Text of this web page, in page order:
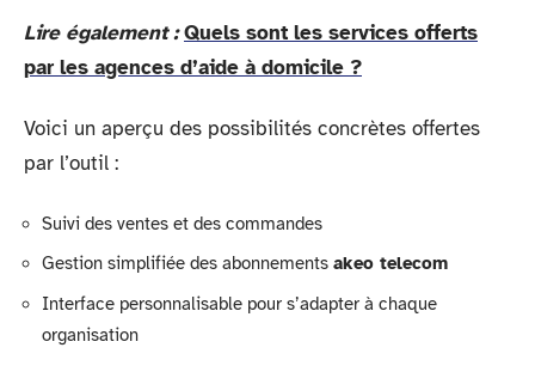
Lire également : Quels sont les services offerts
par les agences d’aide à domicile ?
Voici un aperçu des possibilités concrètes offertes
par l’outil :
Suivi des ventes et des commandes
Gestion simplifiée des abonnements akeo telecom
Interface personnalisable pour s’adapter à chaque
organisation